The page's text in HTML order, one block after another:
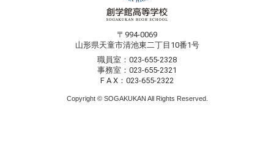
〒994-0069
山形県天童市清池東二丁目10番1号
職員室：023-655-2328
事務室：023-655-2321
F A X：023-655-2322
Copyright © SOGAKUKAN All Rights Reserved.